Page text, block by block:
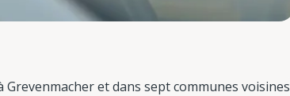
et dans sept communes voisines